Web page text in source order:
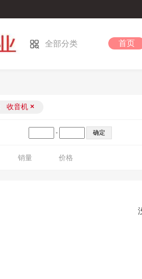
全部分类 首页
收音机 ×
-
销量 价格